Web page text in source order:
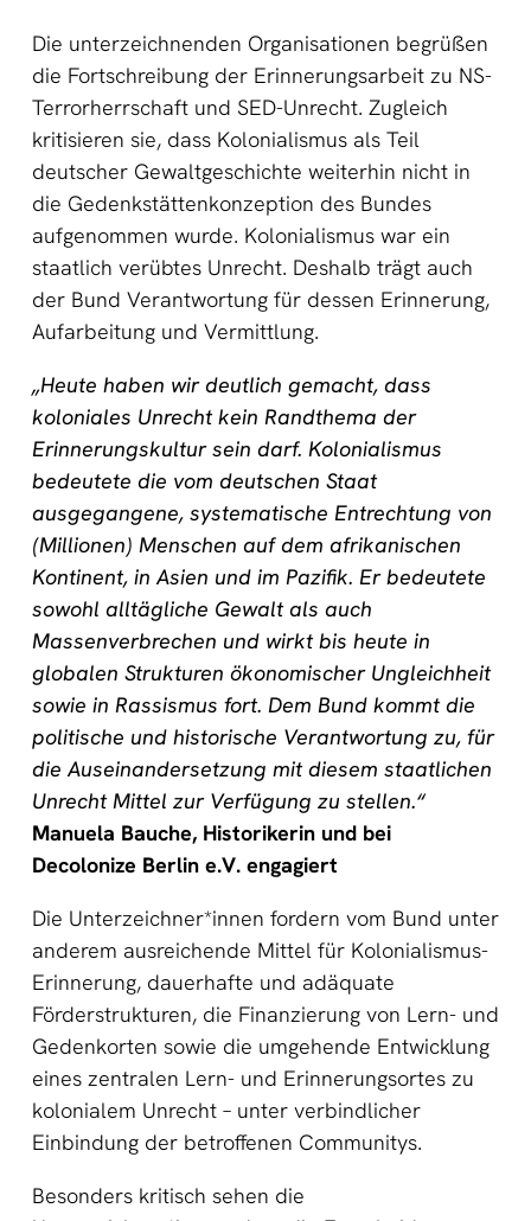
Die unterzeichnenden Organisationen begrüßen
die Fortschreibung der Erinnerungsarbeit zu NS-
Terrorherrschaft und SED-Unrecht. Zugleich
kritisieren sie, dass Kolonialismus als Teil
deutscher Gewaltgeschichte weiterhin nicht in
die Gedenkstättenkonzeption des Bundes
aufgenommen wurde. Kolonialismus war ein
staatlich verübtes Unrecht. Deshalb trägt auch
der Bund Verantwortung für dessen Erinnerung,
Aufarbeitung und Vermittlung.
„Heute haben wir deutlich gemacht, dass
koloniales Unrecht kein Randthema der
Erinnerungskultur sein darf. Kolonialismus
bedeutete die vom deutschen Staat
ausgegangene, systematische Entrechtung von
(Millionen) Menschen auf dem afrikanischen
Kontinent, in Asien und im Pazifik. Er bedeutete
sowohl alltägliche Gewalt als auch
Massenverbrechen und wirkt bis heute in
globalen Strukturen ökonomischer Ungleichheit
sowie in Rassismus fort. Dem Bund kommt die
politische und historische Verantwortung zu, für
die Auseinandersetzung mit diesem staatlichen
Unrecht Mittel zur Verfügung zu stellen.“
Manuela Bauche, Historikerin und bei
Decolonize Berlin e.V. engagiert
Die Unterzeichner*innen fordern vom Bund unter
anderem ausreichende Mittel für Kolonialismus-
Erinnerung, dauerhafte und adäquate
Förderstrukturen, die Finanzierung von Lern- und
Gedenkorten sowie die umgehende Entwicklung
eines zentralen Lern- und Erinnerungsortes zu
kolonialem Unrecht – unter verbindlicher
Einbindung der betroffenen Communitys.
Besonders kritisch sehen die